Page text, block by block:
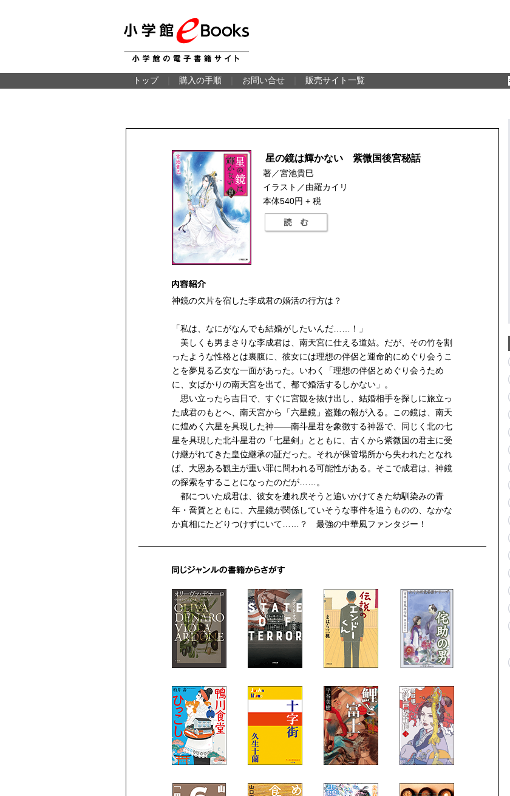
トップ 購入の手順 お問い合せ 販売サイト一覧
星の鏡は輝かない 紫微国後宮秘話
著／宮池貴巳
イラスト／由羅カイリ
本体540円 + 税
神鏡の欠片を宿した李成君の婚活の行方は？
「私は、なにがなんでも結婚がしたいんだ……！」
美しくも男まさりな李成君は、南天宮に仕える道姑。だが、その竹を割
ったような性格とは裏腹に、彼女には理想の伴侶と運命的にめぐり会うこ
とを夢見る乙女な一面があった。いわく「理想の伴侶とめぐり会うため
に、女ばかりの南天宮を出て、都で婚活するしかない」。
思い立ったら吉日で、すぐに宮観を抜け出し、結婚相手を探しに旅立っ
た成君のもとへ、南天宮から「六星鏡」盗難の報が入る。この鏡は、南天
に煌めく六星を具現した神——南斗星君を象徴する神器で、同じく北の七
星を具現した北斗星君の「七星剣」とともに、古くから紫微国の君主に受
け継がれてきた皇位継承の証だった。それが保管場所から失われたとなれ
ば、大恩ある観主が重い罪に問われる可能性がある。そこで成君は、神鏡
の探索をすることになったのだが……。
都についた成君は、彼女を連れ戻そうと追いかけてきた幼馴染みの青
年・喬賀とともに、六星鏡が関係していそうな事件を追うものの、なかな
か真相にたどりつけずにいて……？ 最強の中華風ファンタジー！